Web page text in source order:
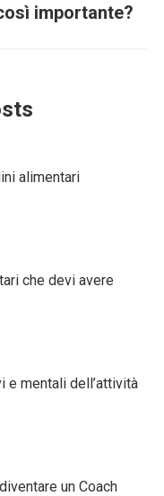
importante?
alimentari
che devi avere
e mentali dell’attività
un Coach